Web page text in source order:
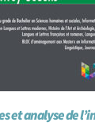
et analyse de